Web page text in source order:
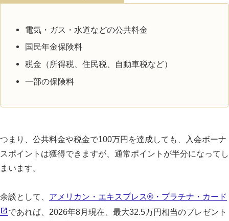
電気・ガス・水道などの公共料金
国民年金保険料
税金（所得税、住民税、自動車税など）
一部の保険料
つまり、公共料金や税金で100万円を達成しても、入会ボーナ
スポイントは獲得できますが、通常ポイントが半分になってし
まいます。
余談として、 アメリカン・エキスプレス®・プラチナ・カード
であれば、2026年8月現在、最大32.5万円相当のプレゼント